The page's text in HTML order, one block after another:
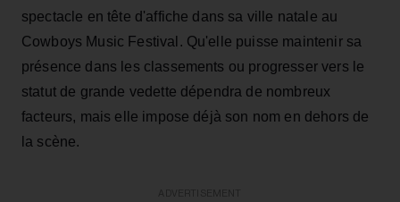
spectacle en tête d'affiche dans sa ville natale au
Cowboys Music Festival. Qu'elle puisse maintenir sa
présence dans les classements ou progresser vers le
statut de grande vedette dépendra de nombreux
facteurs, mais elle impose déjà son nom en dehors de
la scène.